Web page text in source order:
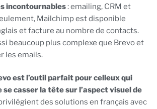
incontournables: emailing, CRM et
Mailchimp est disponible
et facture au nombre de contacts.
beaucoup plus complexe que Brevo et
les emails.
est l’outil parfait pour celleux qui
se casser la tête sur l’aspect visuel de
des solutions en français avec